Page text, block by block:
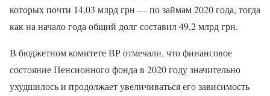
которых почти 14,03 млрд грн — по займам 2020 года, тогда
как на начало года общий долг составил 49,2 млрд грн.
В бюджетном комитете ВР отмечали, что финансовое
состояние Пенсионного фонда в 2020 году значительно
ухудшилось и продолжает увеличиваться его зависимость